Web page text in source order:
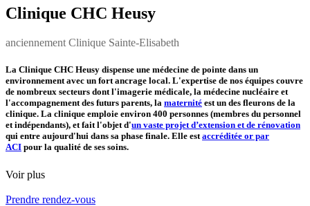
Clinique CHC Heusy
anciennement Clinique Sainte-Elisabeth
La Clinique CHC Heusy dispense une médecine de pointe dans un
environnement avec un fort ancrage local. L'expertise de nos équipes couvre
de nombreux secteurs dont l'imagerie médicale, la médecine nucléaire et
l'accompagnement des futurs parents, la maternité est un des fleurons de la
clinique. La clinique emploie environ 400 personnes (membres du personnel
et indépendants), et fait l'objet d'un vaste projet d’extension et de rénovation
qui entre aujourd'hui dans sa phase finale. Elle estaccréditée or par
ACI pour la qualité de ses soins.
Voir plus
Prendre rendez-vous